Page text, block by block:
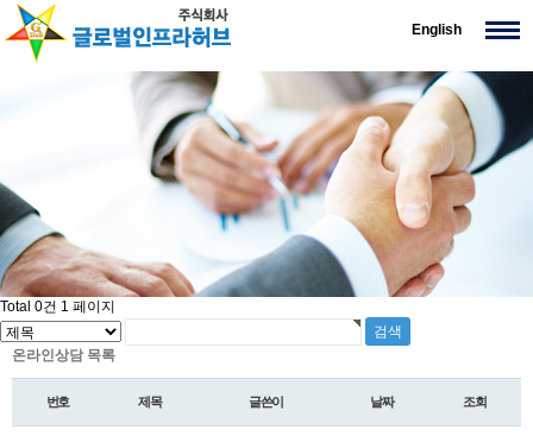
English
Total 0건 1 페이지
온라인상담 목록
번호 제목 글쓴이 날짜 조회